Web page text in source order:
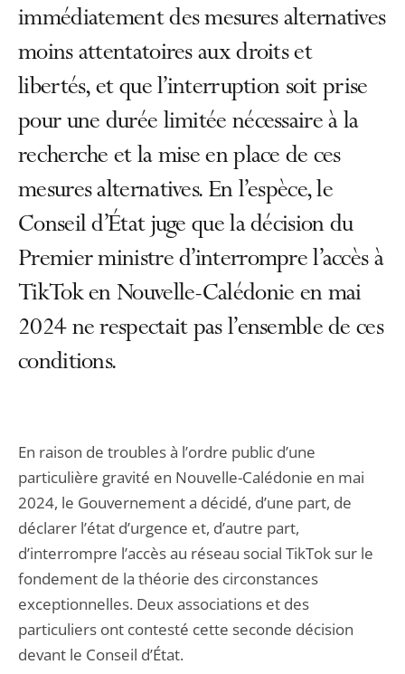
immédiatement des mesures alternatives
moins attentatoires aux droits et
libertés, et que l’interruption soit prise
pour une durée limitée nécessaire à la
recherche et la mise en place de ces
mesures alternatives. En l’espèce, le
Conseil d’État juge que la décision du
Premier ministre d’interrompre l’accès à
TikTok en Nouvelle-Calédonie en mai
2024 ne respectait pas l’ensemble de ces
conditions.
En raison de troubles à l’ordre public d’une
particulière gravité en Nouvelle-Calédonie en mai
2024, le Gouvernement a décidé, d’une part, de
déclarer l’état d’urgence et, d’autre part,
d’interrompre l’accès au réseau social TikTok sur le
fondement de la théorie des circonstances
exceptionnelles. Deux associations et des
particuliers ont contesté cette seconde décision
devant le Conseil d’État.